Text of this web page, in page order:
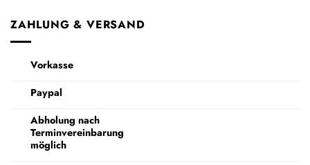
ZAHLUNG & VERSAND
Vorkasse
Paypal
Abholung nach
Terminvereinbarung
möglich